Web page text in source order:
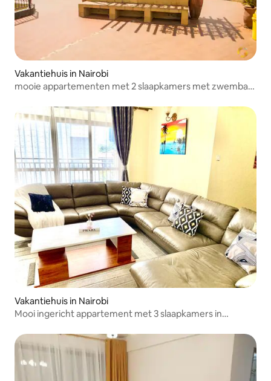
Vakantiehuis in Nairobi
mooie appartementen met 2 slaapkamers met zwembad,
parkeergelegenheid.
Vakantiehuis in Nairobi
Mooi ingericht appartement met 3 slaapkamers in